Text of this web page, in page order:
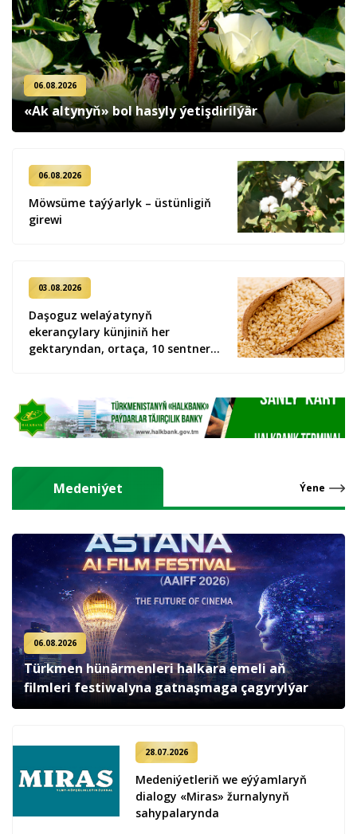
06.08.2026
«Ak altynyň» bol hasyly ýetişdirilýär
06.08.2026
Möwsüme taýýarlyk – üstünligiň
girewi
03.08.2026
Daşoguz welaýatynyň
ekerançylary künjiniň her
gektaryndan, ortaça, 10 sentner
Medeniýet Ýene
06.08.2026
Türkmen hünärmenleri halkara emeli aň
filmleri festiwalyna gatnaşmaga çagyrylýar
28.07.2026
Medeniýetleriň we eýýamlaryň
dialogy «Miras» žurnalynyň
sahypalarynda